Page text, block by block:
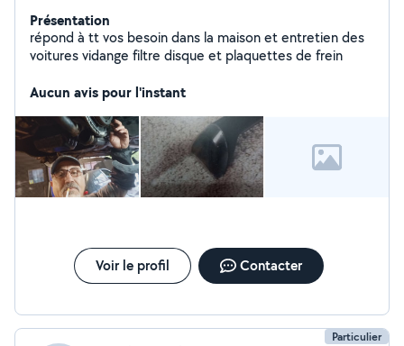
Présentation
répond à tt vos besoin dans la maison et entretien des
voitures vidange filtre disque et plaquettes de frein
Aucun avis pour l'instant
Voir le profil Contacter
Particulier